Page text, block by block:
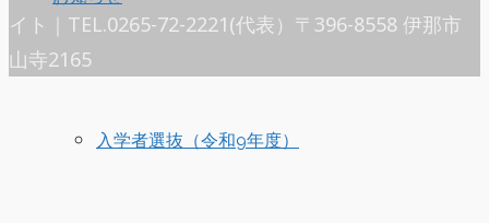
入学者選抜（令和9年度）
イト｜TEL.0265-72-2221(代表）〒396-8558 伊那市
山寺2165